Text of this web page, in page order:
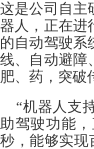
这是公司自主
器人，正在进
的自动驾驶系
线、自动避障
肥、药，突破
“机器人支
助驾驶功能
秒，能够实现